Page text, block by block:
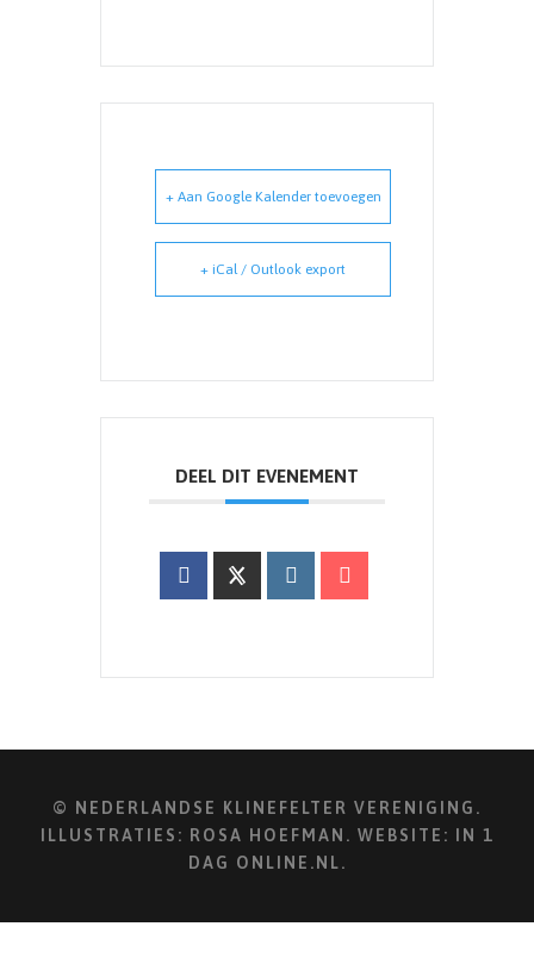
+ Aan Google Kalender toevoegen
+ iCal / Outlook export
DEEL DIT EVENEMENT
© NEDERLANDSE KLINEFELTER VERENIGING.
ILLUSTRATIES:
ROSA HOEFMAN . WEBSITE:
IN 1
DAG ONLINE.NL.